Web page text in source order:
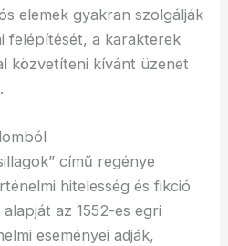
elemek gyakran szolgálják
felépítését, a karakterek
közvetíteni kívánt üzenet
című regénye
hitelesség és fikció
az 1552-es egri
eseményei adják,